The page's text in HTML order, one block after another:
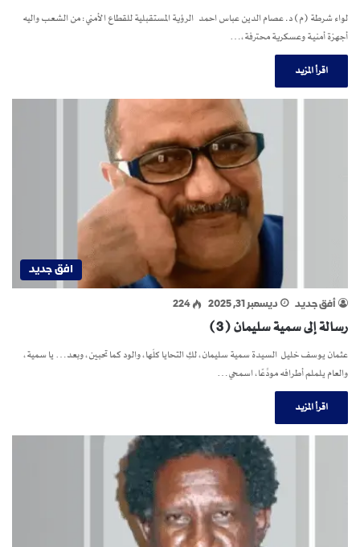
لواء شرطة (م) د. عصام الدين عباس احمد الرؤية المستقبلية للقطاع الأمني: من الشعب واليه
أجهزة أمنية وعسكرية محترفة،…
اقرأ المزيد
افق جديد
أفق جديد ديسمبر 31, 2025 224
رسالة إلى سمية سليمان (3)
عثمان يوسف خليل السيدة سمية سليمان، لكِ التحايا كلّها، والود كما تحبين، وبعد… يا سمية،
والعام يلملم أطرافه مودِّعًا، اسمحي…
اقرأ المزيد